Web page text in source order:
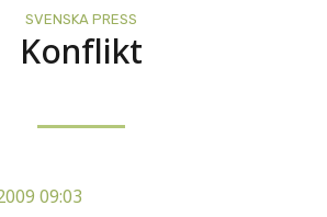
SVENSKA PRESS
Konflikt
09:03